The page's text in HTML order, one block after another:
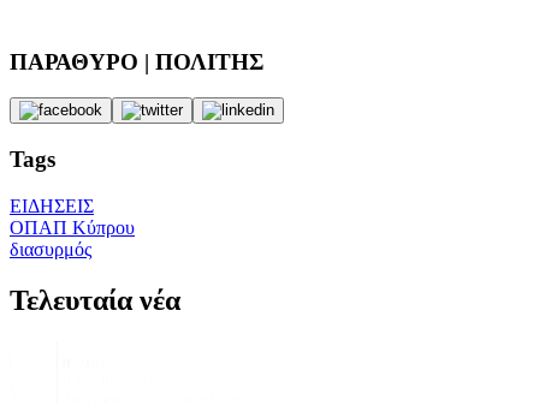
ΠΑΡΑΘΥΡΟ | ΠΟΛΙΤΗΣ
Tags
ΕΙΔΗΣΕΙΣ
ΟΠΑΠ Κύπρου
διασυρμός
Τελευταία νέα